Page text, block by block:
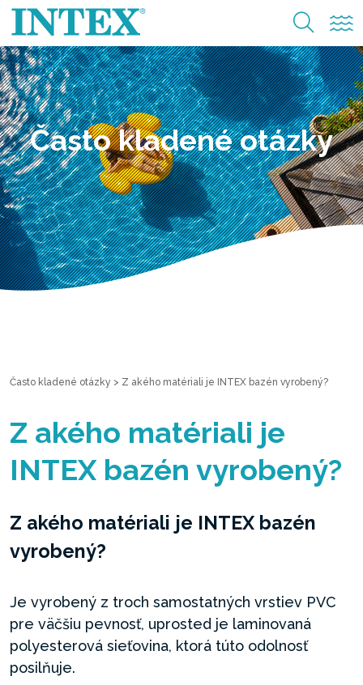
Často kladené otázky
Často kladené otázky > Z akého matériali je INTEX bazén vyrobený?
Z akého matériali je
INTEX bazén vyrobený?
Z akého matériali je INTEX bazén
vyrobený?
Je vyrobený z troch samostatných vrstiev PVC
pre väčšiu pevnosť, uprosted je laminovaná
polyesterová sieťovina, ktorá túto odolnosť
posilňuje.